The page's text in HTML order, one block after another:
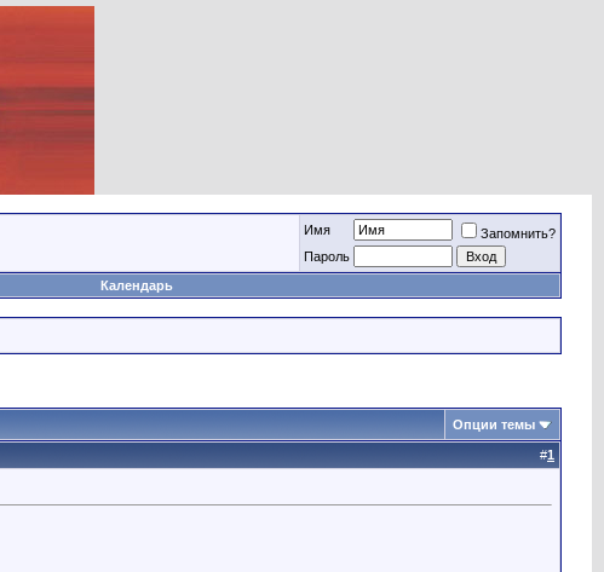
Имя
Запомнить?
Пароль
Календарь
Опции темы
#1